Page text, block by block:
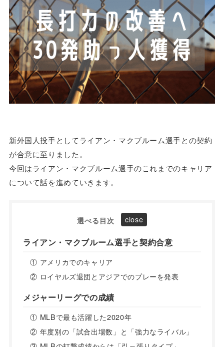
新外国人投手としてライアン・マクブルーム選手との契約
が合意に至りました。
今回はライアン・マクブルーム選手のこれまでのキャリア
について話を進めていきます。
選べる目次
ライアン・マクブルーム選手と契約合意
① アメリカでのキャリア
② ロイヤルズ退団とアジアでのプレーを発表
メジャーリーグでの成績
① MLBで最も活躍した2020年
② 年度別の「試合出場数」と「強力なライバル」